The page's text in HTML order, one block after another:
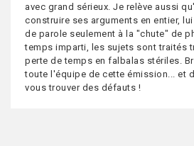
avec grand sérieux. Je relève aussi
construire ses arguments en entier,
de parole seulement à la "chute" de
temps imparti, les sujets sont traités
perte de temps en falbalas stériles.
toute l'équipe de cette émission... et
vous trouver des défauts !